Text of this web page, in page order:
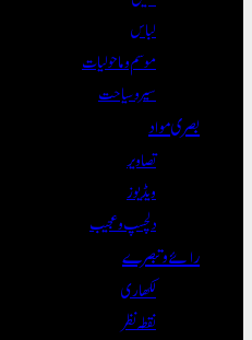
لباس
موسم و ماحولیات
سیر و سیاحت
بصری مواد
تصاویر
ویڈیوز
دلچسپ و عجیب
رائے و تبصرے
لکھاری
نقطہ نظر